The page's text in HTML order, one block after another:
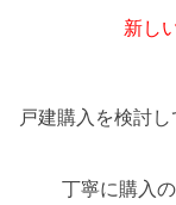
新し
戸建購入を検討
丁寧に購入